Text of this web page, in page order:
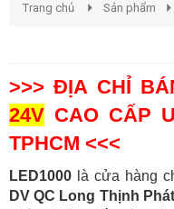
Trang chủ Sản phẩm
>>> ĐỊA CHỈ
24V CAO CẤP
TPHCM <<<
LED1000 là cửa hàng
DV QC Long Thịnh Phát